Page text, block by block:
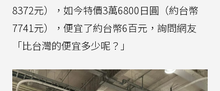
8372元），如今特價3萬6800日圓（約台幣
7741元），便宜了約台幣6百元，詢問網友
「比台灣的便宜多少呢？」